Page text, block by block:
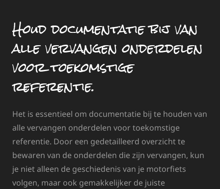
Houd documentatie bij van
alle vervangen onderdelen
voor toekomstige
referentie.
Het is essentieel om documentatie bij te houden van
alle vervangen onderdelen voor toekomstige
referentie. Door een gedetailleerd overzicht te
bewaren van de onderdelen die zijn vervangen, kun
je niet alleen de geschiedenis van je motorfiets
volgen, maar ook gemakkelijker de juiste